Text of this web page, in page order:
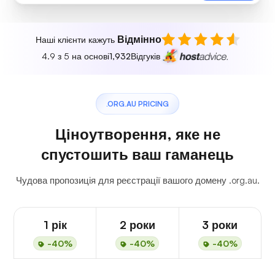
Наші клієнти кажуть Відмінно
4.9 з 5 на основі1,932Відгуків
.ORG.AU PRICING
Ціноутворення, яке не
спустошить ваш гаманець
Чудова пропозиція для реєстрації вашого домену .org.au.
1 рік
-40%
2 роки
-40%
3 роки
-40%